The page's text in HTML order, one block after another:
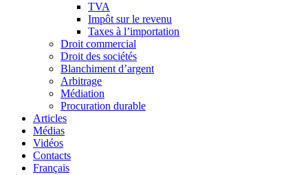
TVA
Impôt sur le revenu
Taxes à l’importation
Droit commercial
Droit des sociétés
Blanchiment d’argent
Arbitrage
Médiation
Procuration durable
Articles
Médias
Vidéos
Contacts
Français